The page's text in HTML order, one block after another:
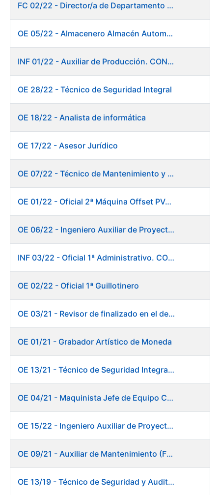
Mostrar/Ocultar
FC 02/22 - Director/a de Departamento de Fábrica de Papel en Burgos
OE 05/22 - Almacenero Almacén Automático
INF 01/22 - Auxiliar de Producción. CONSOLIDACIÓN EMPLEO TEMPORAL
OE 28/22 - Técnico de Seguridad Integral
OE 18/22 - Analista de informática
OE 17/22 - Asesor Jurídico
OE 07/22 - Técnico de Mantenimiento y Aplicaciones Industriales
OE 01/22 - Oficial 2ª Máquina Offset PVC+2 colores
OE 06/22 - Ingeniero Auxiliar de Proyectos
INF 03/22 - Oficial 1ª Administrativo. CONSOLIDACIÓN EMPLEO TEMPORAL LARGA DURACIÓN
OE 02/22 - Oficial 1ª Guillotinero
OE 03/21 - Revisor de finalizado en el departamento Fábrica de Papel - Burgos
OE 01/21 - Grabador Artístico de Moneda
OE 13/21 - Técnico de Seguridad Integral (Centro de Trabajo de Burgos)
OE 04/21 - Maquinista Jefe de Equipo Corte y Enfajado
OE 15/22 - Ingeniero Auxiliar de Proyectos - DIT
OE 09/21 - Auxiliar de Mantenimiento (Fábrica de Papel)
OE 13/19 - Técnico de Seguridad y Auditoría Informática. Dirección de Sistemas de Información